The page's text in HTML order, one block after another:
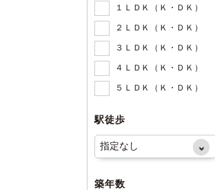
１ＬＤＫ（Ｋ・ＤＫ）
２ＬＤＫ（Ｋ・ＤＫ）
３ＬＤＫ（Ｋ・ＤＫ）
４ＬＤＫ（Ｋ・ＤＫ）
５ＬＤＫ（Ｋ・ＤＫ）
駅徒歩
築年数